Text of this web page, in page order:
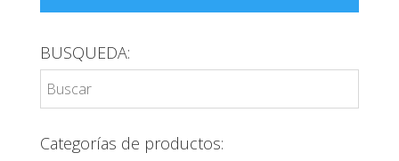
BUSQUEDA:
Categorías de productos: